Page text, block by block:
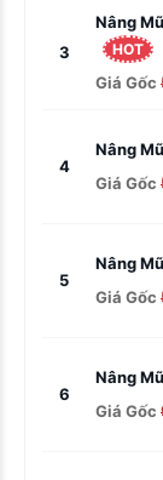
3
Nâng
HOT
Giá Gốc
4
Nâng
Giá Gốc
5
Nâng
Giá Gốc
6
Nâng
Giá Gốc